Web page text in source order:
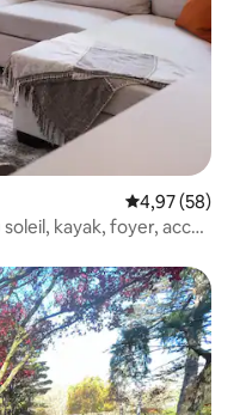
Évaluation
4,97 (58)
kayak, foyer, accès
appréciés